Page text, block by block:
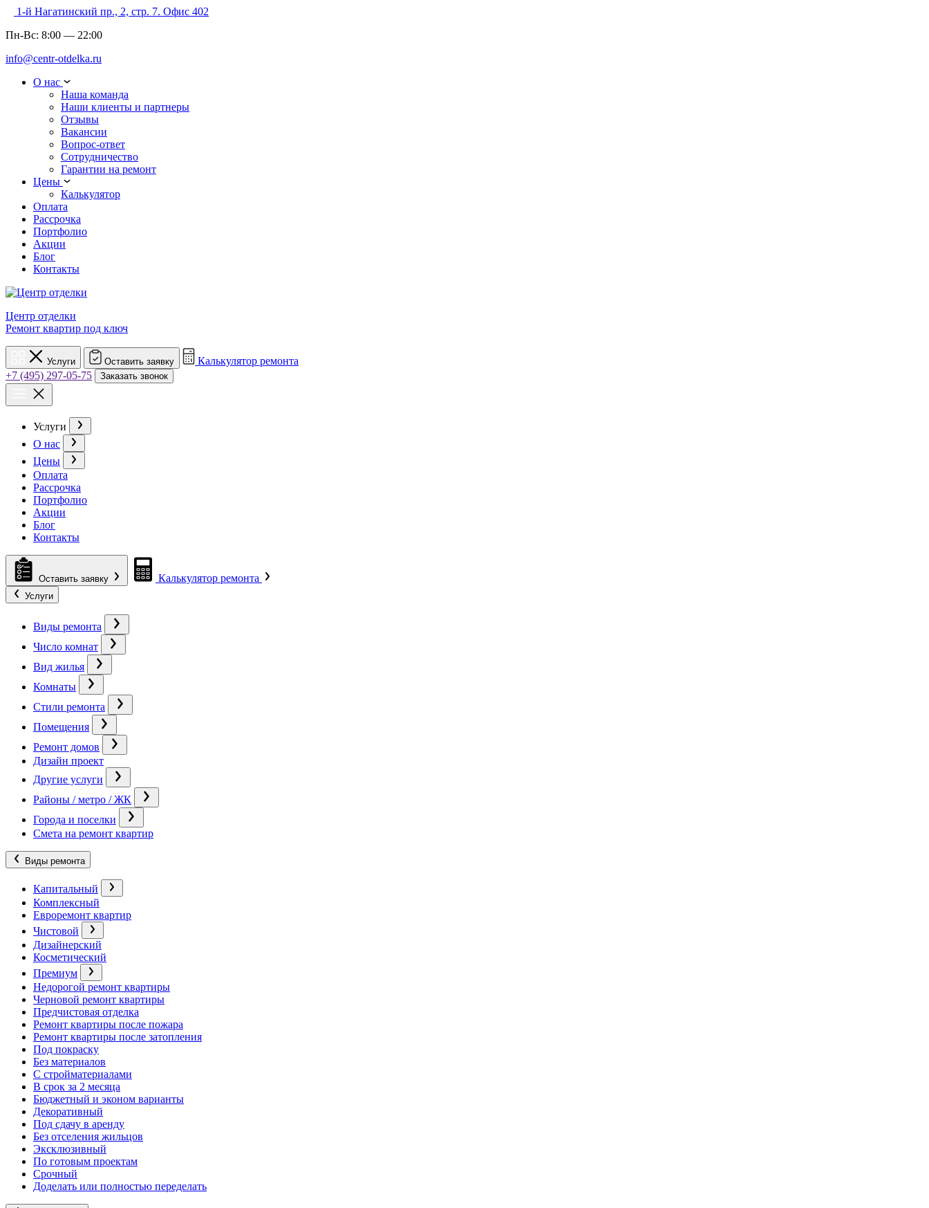
1-й Нагатинский пр., 2, стр. 7. Офис 402
Пн-Вс: 8:00 — 22:00
info@centr-otdelka.ru
О нас
Наша команда
Наши клиенты и партнеры
Отзывы
Вакансии
Вопрос-ответ
Сотрудничество
Гарантии на ремонт
Цены
Калькулятор
Оплата
Рассрочка
Портфолио
Акции
Блог
Контакты
Центр отделки
Ремонт квартир под ключ
Услуги Оставить заявку
Калькулятор ремонта
+7 (495) 297-05-75
Заказать звонок
Услуги
О нас
Цены
Оплата
Рассрочка
Портфолио
Акции
Блог
Контакты
Оставить заявку Калькулятор ремонта
Услуги
Виды ремонта
Число комнат
Вид жилья
Комнаты
Стили ремонта
Помещения
Ремонт домов
Дизайн проект
Другие услуги
Районы / метро / ЖК
Города и поселки
Смета на ремонт квартир
Виды ремонта
Капитальный
Комплексный
Евроремонт квартир
Чистовой
Дизайнерский
Косметический
Премиум
Недорогой ремонт квартиры
Черновой ремонт квартиры
Предчистовая отделка
Ремонт квартиры после пожара
Ремонт квартиры после затопления
Под покраску
Без материалов
С стройматериалами
В срок за 2 месяца
Бюджетный и эконом варианты
Декоративный
Под сдачу в аренду
Без отселения жильцов
Эксклюзивный
По готовым проектам
Срочный
Доделать или полностью переделать